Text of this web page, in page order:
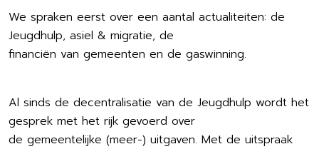
We spraken eerst over een aantal actualiteiten: de
Jeugdhulp, asiel & migratie, de
financiën van gemeenten en de gaswinning.
Al sinds de decentralisatie van de Jeugdhulp wordt het
gesprek met het rijk gevoerd over
de gemeentelijke (meer-) uitgaven. Met de uitspraak